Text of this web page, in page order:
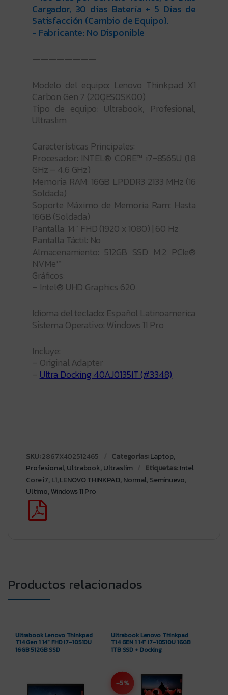
Cargador, 30 días Batería + 5 Días de
Satisfacción (Cambio de Equipo).
- Fabricante: No Disponible
————————
Modelo del equipo: Lenovo Thinkpad X1
Carbon Gen 7 (20QES0SK00)
Tipo de equipo: Ultrabook, Profesional,
Ultraslim
Características Principales:
Procesador: INTEL® CORE™ i7-8565U (1.8
GHz – 4.6 GHz)
Memoria RAM: 16GB LPDDR3 2133 MHz (16
Soldada)
Soporte Máximo de Memoria Ram: Hasta
16GB (Soldada)
Pantalla: 14″ FHD (1920 x 1080) | 60 Hz
Pantalla Táctil: No
Almacenamiento: 512GB SSD M.2 PCIe®
NVMe™
Gráficos:
– Intel® UHD Graphics 620
Idioma del teclado: Español Latinoamerica
Sistema Operativo: Windows 11 Pro
Incluye:
– Original Adapter
–Ultra Docking 40AJ0135IT (#3348)
SKU:2867X402512465 Categorías:Laptop,
Profesional,Ultrabook,Ultraslim Etiquetas:Intel
Core i7,L1,LENOVO THINKPAD,Normal,Seminuevo,
Ultimo,Windows 11 Pro
Productos relacionados
Ultrabook Lenovo Thinkpad
T14 Gen 1 14″ FHD i7-10510U
16GB 512GB SSD
Ultrabook Lenovo Thinkpad
T14 GEN 1 14″ i7-10510U 16GB
1TB SSD + Docking
-5%